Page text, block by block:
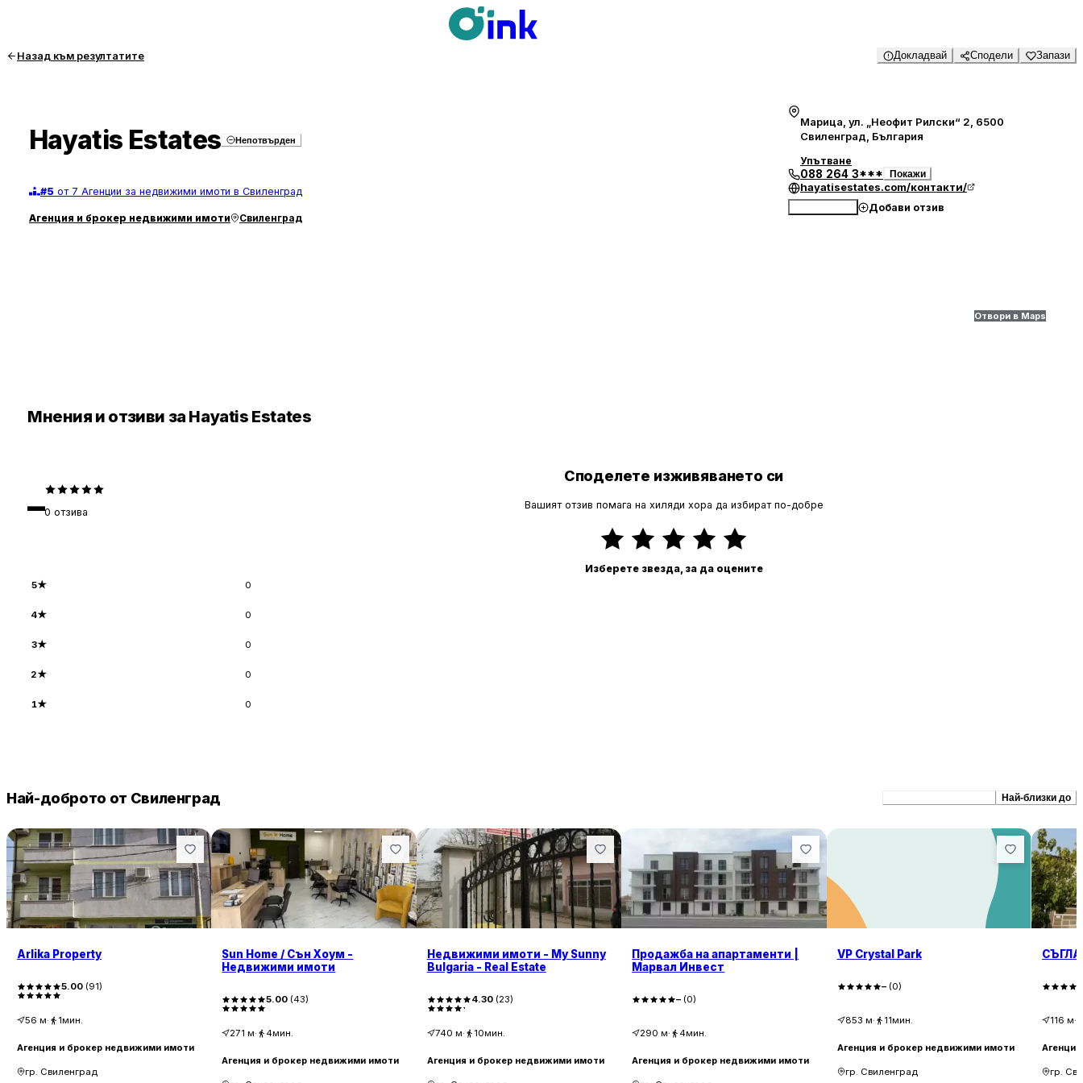
Назад към резултатите Докладвай Сподели Запази
Hayatis Estates Непотвърден
#5 от 7 Агенции за недвижими имоти в Свиленград
Агенция и брокер недвижими имоти Свиленград
Марица, ул. „Неофит Рилски“ 2, 6500
Свиленград, България
Упътване
088 264 3*** Покажи
hayatisestates.com/контакти/
Добави отзив
Отвори в Maps
Мнения и отзиви за Hayatis Estates
–0 отзива
5★ 0
4★ 0
3★ 0
2★ 0
1★ 0
Споделете изживяването си
Вашият отзив помага на хиляди хора да избират по-добре
Изберете звезда, за да оцените
Най-доброто от Свиленград Най-близки до
Arlika Property
5.00 (91)
56 м· 1мин.
Агенция и брокер недвижими имоти
гр. Свиленград
Sun Home / Сън Хоум -
Недвижими имоти
5.00 (43)
271 м· 4мин.
Агенция и брокер недвижими имоти
Недвижими имоти - My Sunny
Bulgaria - Real Estate
4.30(23)
740 м· 10мин.
Агенция и брокер недвижими имоти
Продажба на апартаменти |
Марвал Инвест
– (0)
290 м· 4мин.
Агенция и брокер недвижими имоти
VP Crystal Park
–(0)
853 м· 11мин.
Агенция и брокер недвижими имоти
гр. Свиленград
116 м·
гр.